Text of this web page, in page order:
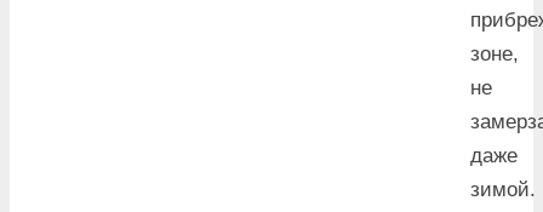
зоне,
не
даже
зимой.